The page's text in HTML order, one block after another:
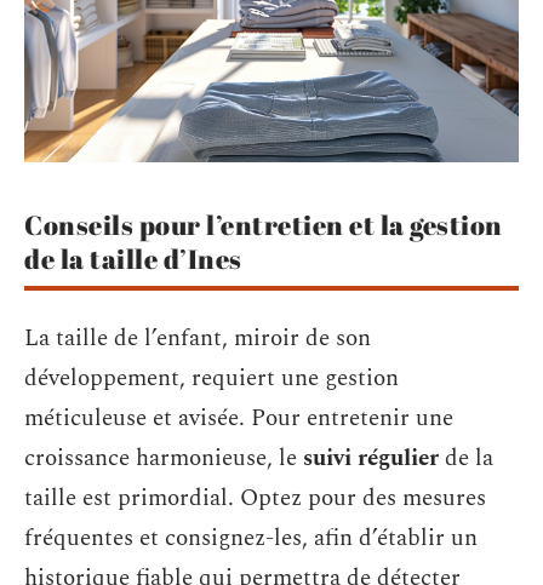
Conseils pour l’entretien et la gestion
de la taille d’Ines
La taille de l’enfant, miroir de son
développement, requiert une gestion
méticuleuse et avisée. Pour entretenir une
croissance harmonieuse, le suivi régulierde la
taille est primordial. Optez pour des mesures
fréquentes et consignez-les, afin d’établir un